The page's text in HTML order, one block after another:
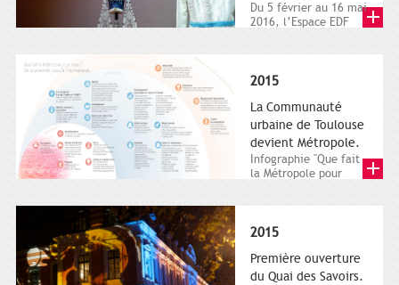
Du 5 février au 16 mai
2016, l’Espace EDF
2015
La Communauté
urbaine de Toulouse
devient Métropole.
Infographie "Que fait
la Métropole pour
2015
Première ouverture
du Quai des Savoirs.